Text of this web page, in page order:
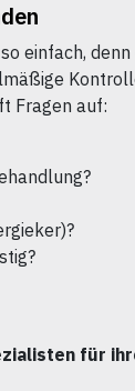
einfach,
Fragen auf:
für